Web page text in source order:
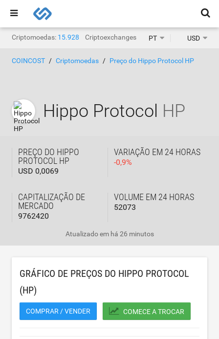
Criptomoedas: 15.928 Criptoexchanges: 1.471
PT USD
COINCOST Criptomoedas Preço do Hippo Protocol HP
Hippo Protocol HP
PREÇO DO HIPPO
PROTOCOL HP
USD 0,0069
VARIAÇÃO EM 24 HORAS
-0,9%
CAPITALIZAÇÃO DE
MERCADO
9762420
VOLUME EM 24 HORAS
52073
Atualizado em há 26 minutos
GRÁFICO DE PREÇOS DO HIPPO PROTOCOL
(HP)
COMPRAR / VENDER COMECE A TROCAR